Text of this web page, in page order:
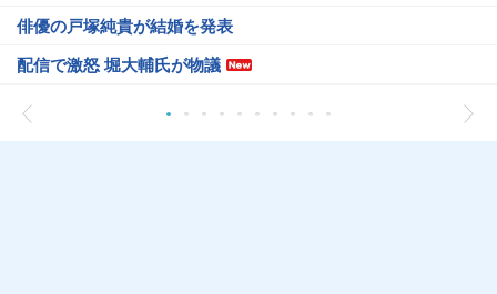
俳優の戸塚純貴が結婚を発表
配信で激怒 堀大輔氏が物議